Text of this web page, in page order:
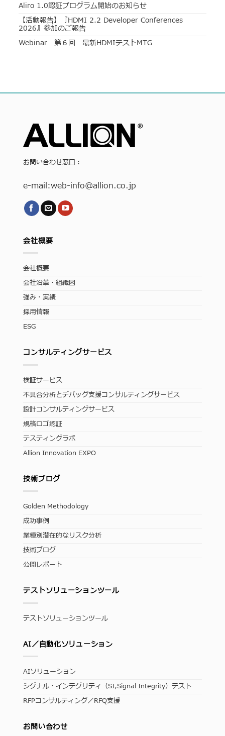
Aliro 1.0認証プログラム開始のお知らせ
【活動報告】『HDMI 2.2 Developer Conferences
2026』参加のご報告
Webinar 第６回 最新HDMIテストMTG
お問い合わせ窓口：
e-mail:web-info@allion.co.jp
会社概要
会社概要
会社沿革・組織図
強み・実績
採用情報
ESG
コンサルティングサービス
検証サービス
不具合分析とデバッグ支援コンサルティングサービス
設計コンサルティングサービス
規格ロゴ認証
テスティングラボ
Allion Innovation EXPO
技術ブログ
Golden Methodology
成功事例
業種別潜在的なリスク分析
技術ブログ
公開レポート
テストソリューションツール
テストソリューションツール
AI／自動化ソリューション
AIソリューション
シグナル・インテグリティ（SI,Signal Integrity）テスト
RFPコンサルティング／RFQ支援
お問い合わせ